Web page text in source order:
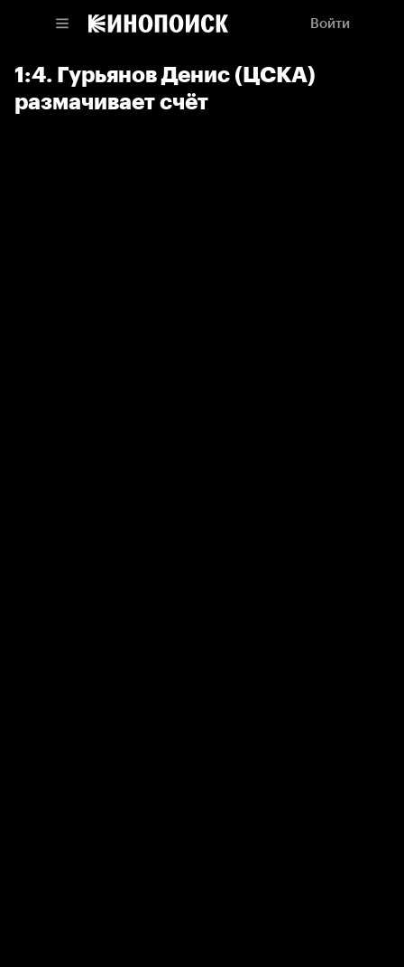
Войти
1:4. Гурьянов Денис (ЦСКА)
размачивает счёт